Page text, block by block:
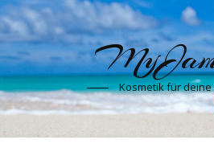
Kosmetik für deine